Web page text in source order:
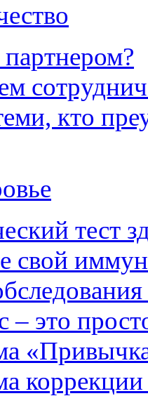
партнером?
кто
тест
свой
– это
коррекции